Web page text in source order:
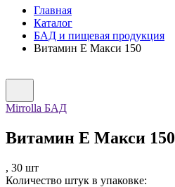
Главная
Каталог
БАД и пищевая продукция
Витамин Е Макси 150
Mirrolla БАД
Витамин Е Макси 150
, 30 шт
Количество штук в упаковке: